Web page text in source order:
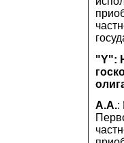
"Y":
А.А.: